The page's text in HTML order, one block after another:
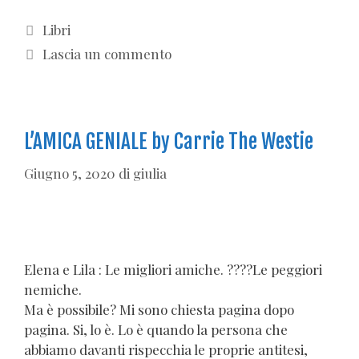
Categorie
Libri
Lascia un commento
L’AMICA GENIALE by Carrie The Westie
Giugno 5, 2020 di giulia
Elena e Lila : Le migliori amiche. ????Le peggiori
nemiche.
Ma è possibile? Mi sono chiesta pagina dopo
pagina. Si, lo è. Lo è quando la persona che
abbiamo davanti rispecchia le proprie antitesi,